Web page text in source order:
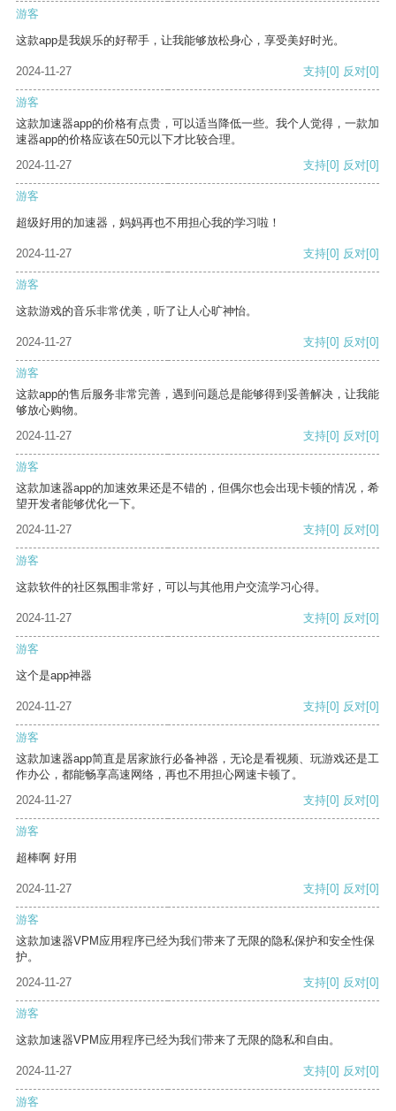
游客
这款app是我娱乐的好帮手，让我能够放松身心，享受美好时光。
2024-11-27 支持[0] 反对[0]
游客
这款加速器app的价格有点贵，可以适当降低一些。我个人觉得，一款加
速器app的价格应该在50元以下才比较合理。
2024-11-27
支持[0] 反对[0]
游客
超级好用的加速器，妈妈再也不用担心我的学习啦！
2024-11-27 支持[0] 反对[0]
游客
这款游戏的音乐非常优美，听了让人心旷神怡。
2024-11-27 支持[0] 反对[0]
游客
这款app的售后服务非常完善，遇到问题总是能够得到妥善解决，让我能
够放心购物。
2024-11-27
支持[0] 反对[0]
游客
这款加速器app的加速效果还是不错的，但偶尔也会出现卡顿的情况，希
望开发者能够优化一下。
2024-11-27
支持[0] 反对[0]
游客
这款软件的社区氛围非常好，可以与其他用户交流学习心得。
2024-11-27 支持[0] 反对[0]
游客
这个是app神器
2024-11-27 支持[0] 反对[0]
游客
这款加速器app简直是居家旅行必备神器，无论是看视频、玩游戏还是工
作办公，都能畅享高速网络，再也不用担心网速卡顿了。
2024-11-27
支持[0] 反对[0]
游客
超棒啊 好用
2024-11-27 支持[0] 反对[0]
游客
这款加速器VPM应用程序已经为我们带来了无限的隐私保护和安全性保
护。
2024-11-27
支持[0] 反对[0]
游客
这款加速器VPM应用程序已经为我们带来了无限的隐私和自由。
2024-11-27 支持[0] 反对[0]
游客